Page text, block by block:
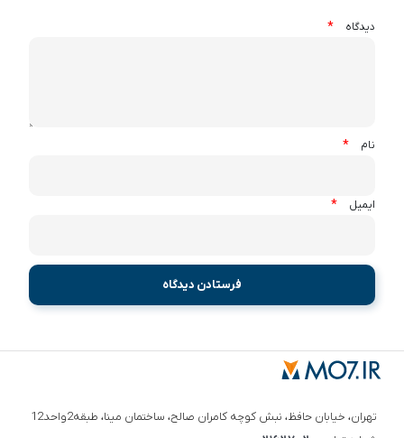
دیدگاه *
نام *
ایمیل *
تهران، خیابان حافظ، نبش کوچه کامران صالح، ساختمان مینا، طبقه2واحد12